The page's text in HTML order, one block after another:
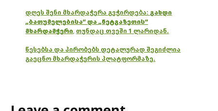
დღეს შენი მხარდაჭერა გვჭირდება: გახდი
„ბათუმელებისა“ და „ნეტგაზეთის“
მხარდამჭერი, თუნდაც თვეში 1 ლარიდან.
წესებსა და პირობებს დეტალურად შეგიძლია
გაეცნო მხარდაჭერის პლატფორმაზე.